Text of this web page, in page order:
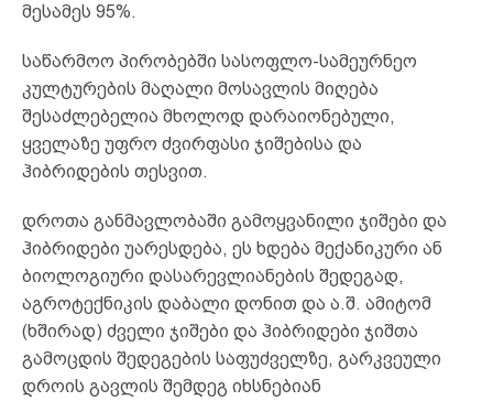
მესამეს 95%.
საწარმოო პირობებში სასოფლო-სამეურნეო
კულტურების მაღალი მოსავლის მიღება
შესაძლებელია მხოლოდ დარაიონებული,
ყველაზე უფრო ძვირფასი ჯიშებისა და
ჰიბრიდების თესვით.
დროთა განმავლობაში გამოყვანილი ჯიშები და
ჰიბრიდები უარესდება, ეს ხდება მექანიკური ან
ბიოლოგიური დასარევლიანების შედეგად,
აგროტექნიკის დაბალი დონით და ა.შ. ამიტომ
(ხშირად) ძველი ჯიშები და ჰიბრიდები ჯიშთა
გამოცდის შედეგების საფუძველზე, გარკვეული
დროის გავლის შემდეგ იხსნებიან